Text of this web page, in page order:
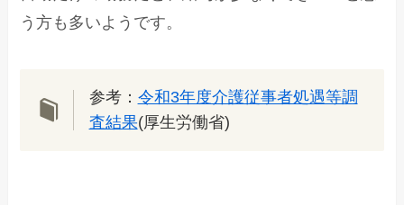
う方も多いようです。
参考： 令和3年度介護従事者処遇等調
査結果(厚生労働省)